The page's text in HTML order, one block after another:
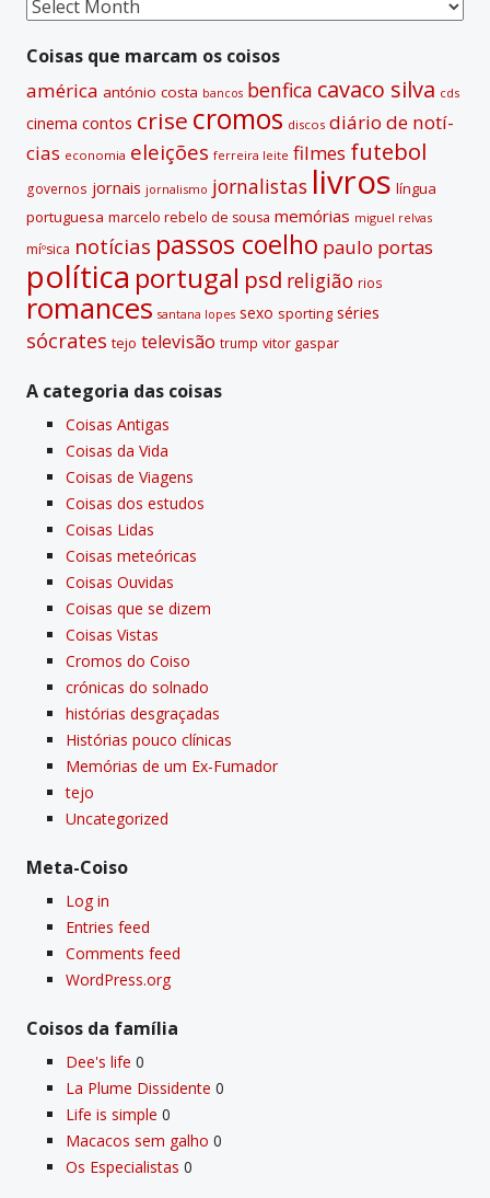
i
v
Coisas que marcam os coisos
américa antónio costa bancos benfica cavaco silva cds
cinema contos crise cromos discos diário de notí­
cias economia eleições ferreira leite filmes futebol
governos jornais jornalismo jornalistas livros lí­ngua
portuguesa marcelo rebelo de sousa memórias miguel relvas
míºsica notí­cias passos coelho paulo portas
polí­tica portugal psd religião rios
romances santana lopes sexo sporting séries
sócrates tejo televisão trump vitor gaspar
A categoria das coisas
Coisas Antigas
Coisas da Vida
Coisas de Viagens
Coisas dos estudos
Coisas Lidas
Coisas meteóricas
Coisas Ouvidas
Coisas que se dizem
Coisas Vistas
Cromos do Coiso
crónicas do solnado
histórias desgraçadas
Histórias pouco clí­nicas
Memórias de um Ex-Fumador
tejo
Uncategorized
Meta-Coiso
Log in
Entries feed
Comments feed
WordPress.org
Coisos da famí­lia
Dee's life 0
La Plume Dissidente 0
Life is simple 0
Macacos sem galho 0
Os Especialistas 0